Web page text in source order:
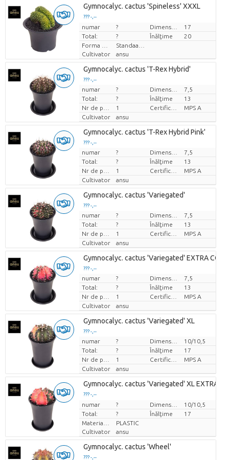
Gymnocalyc. cactus 'Spineless' XXXL
??? -,--
Pret per bucata
numar ?
17
Total:
? Înălţime
20
Cultivator
ansu
Gymnocalyc. cactus 'T-Rex Hybrid'
??? -,--
Pret per bucata
numar ?
7,5
Total:
? Înălţime
13
1
MPS A
Cultivator
ansu
Gymnocalyc. cactus 'T-Rex Hybrid Pink'
??? -,--
Pret per bucata
numar ?
7,5
Total:
? Înălţime
13
1
MPS A
Cultivator
ansu
Gymnocalyc. cactus 'Variegated'
??? -,--
Pret per bucata
numar ?
7,5
Total:
? Înălţime
13
1
MPS A
Cultivator
ansu
Gymnocalyc. cactus 'Variegated' EXTRA
??? -,--
Pret per bucata
numar ?
7,5
Total:
? Înălţime
13
1
MPS A
Cultivator
ansu
Gymnocalyc. cactus 'Variegated' XL
??? -,--
Pret per bucata
numar ?
10/10,5
Total:
? Înălţime
17
1
MPS A
Cultivator
ansu
Gymnocalyc. cactus 'Variegated' XL EXTRA
??? -,--
Pret per bucata
numar ?
10/10,5
Total:
? Înălţime
17
PLASTIC
Cultivator
ansu
Gymnocalyc. cactus 'Wheel'
??? -,--